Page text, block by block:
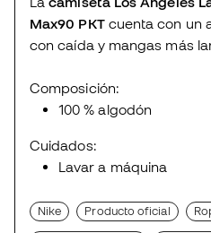
Max90 PKT cuenta con un
con caída y mangas más
Composición:
100 % algodón
Cuidados:
Lavar a máquina
Nike Producto oficial